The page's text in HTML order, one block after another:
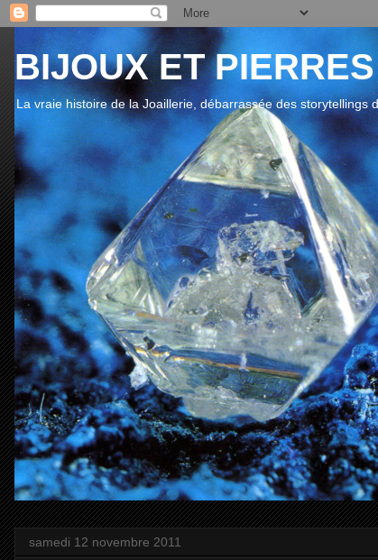
BIJOUX ET
La vraie histoire de la Joaillerie, débarrassée des storytellings
samedi 12 novembre 2011